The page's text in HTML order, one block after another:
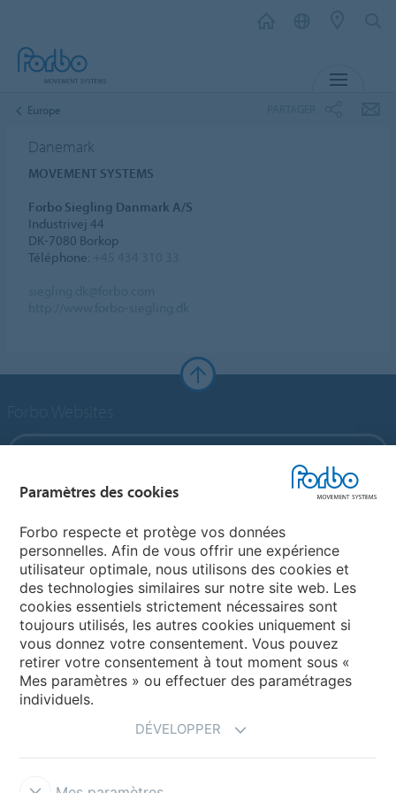
Europe
Danemark
MOVEMENT SYSTEMS
Forbo Siegling Danmark A/S
Industrivej 44
DK-7080 Borkop
Téléphone:
Forbo Flooring Systems
Forbo Movement Systems
Choisir un pays
Choisir son pays
Paramètres des cookies
Forbo respecte et protège vos données
personnelles. Afin de vous offrir une expérience
utilisateur optimale, nous utilisons des cookies et
des technologies similaires sur notre site web. Les
cookies essentiels strictement nécessaires sont
toujours utilisés, les autres cookies uniquement si
vous donnez votre consentement. Vous pouvez
retirer votre consentement à tout moment sous «
Mes paramètres » ou effectuer des paramétrages
individuels.
DÉVELOPPER